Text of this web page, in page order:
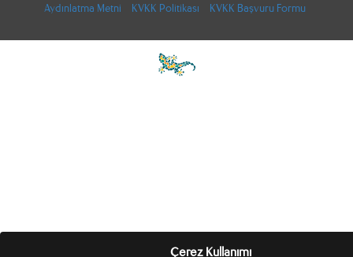
Aydınlatma Metni KVKK Politikası KVKK Başvuru Formu
Çerez Kullanımı